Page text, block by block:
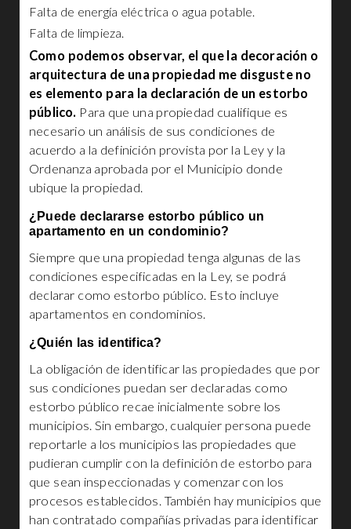
Falta de energía eléctrica o agua potable.
Falta de limpieza.
Como podemos observar, el que la decoración o
arquitectura de una propiedad me disguste no
es elemento para la declaración de un estorbo
público. Para que una propiedad cualifique es
necesario un análisis de sus condiciones de
acuerdo a la definición provista por la Ley y la
Ordenanza aprobada por el Municipio donde
ubique la propiedad.
¿Puede declararse estorbo público un
apartamento en un condominio?
Siempre que una propiedad tenga algunas de las
condiciones especificadas en la Ley, se podrá
declarar como estorbo público. Esto incluye
apartamentos en condominios.
¿Quién las identifica?
La obligación de identificar las propiedades que por
sus condiciones puedan ser declaradas como
estorbo público recae inicialmente sobre los
municipios. Sin embargo, cualquier persona puede
reportarle a los municipios las propiedades que
pudieran cumplir con la definición de estorbo para
que sean inspeccionadas y comenzar con los
procesos establecidos. También hay municipios que
han contratado compañías privadas para identificar